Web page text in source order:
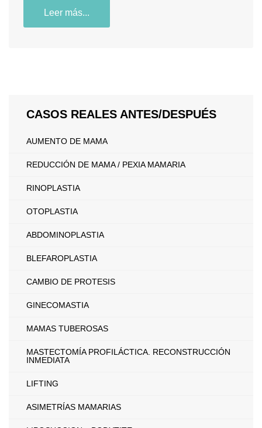
Leer más...
CASOS REALES ANTES/DESPUÉS
AUMENTO DE MAMA
REDUCCIÓN DE MAMA / PEXIA MAMARIA
RINOPLASTIA
OTOPLASTIA
ABDOMINOPLASTIA
BLEFAROPLASTIA
CAMBIO DE PROTESIS
GINECOMASTIA
MAMAS TUBEROSAS
MASTECTOMÍA PROFILÁCTICA. RECONSTRUCCIÓN
INMEDIATA
LIFTING
ASIMETRÍAS MAMARIAS